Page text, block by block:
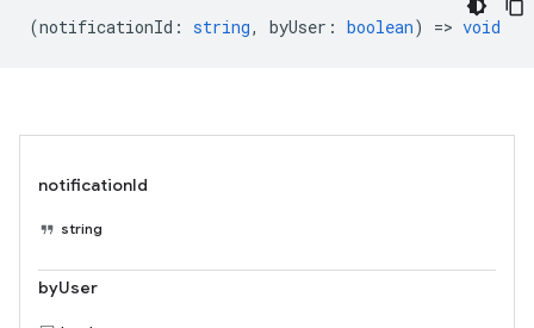
(notificationId : string, byUser : boolean) => void
notificationId
string
byUser